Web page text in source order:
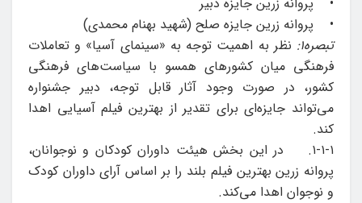
• پروانه زرین جایزه صلح (شهید بهنام محمدی)
تبصره1:
نظر به اهمیت توجه به «سینمای آسیا» و تعاملات
فرهنگی میان کشورهای همسو با سیاست‌های فرهنگی
کشور، در صورت وجود آثار قابل توجه، دبیر جشنواره
می‌تواند جایزه‌ای برای تقدیر از بهترین فیلم آسیایی اهدا
کند.
۱-۱-۱. در این بخش هیئت داوران کودکان و نوجوانان،
پروانه زرین بهترین فیلم بلند را بر اساس آرای داوران کودک
و نوجوان اهدا می‌کند.